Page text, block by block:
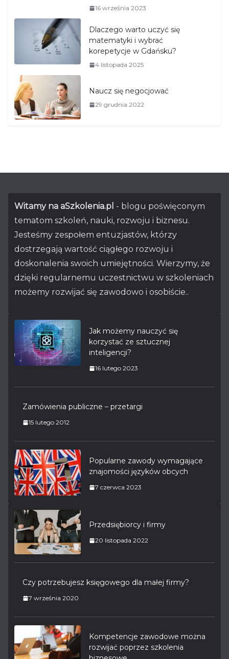
16 września 2023
Dlaczego warto uczyć się
matematyki i wybrać
korepetycje w Gdańsku?
4 listopada 2025
Naucz się negocjować
29 grudnia 2022
Witamy na aSzkolenia.pl - blogu poświęconym
tematom szkoleń, nauki, rozwoju i biznesu.
Jesteśmy zespołem entuzjastów, którzy
dostrzegają wartość ciągłego rozwoju i
doskonalenia swoich umiejętności. Wierzymy, że
dzięki regularnemu uczestnictwu w szkoleniach
możemy rozwijać się zawodowo i osobiście..
Jak możemy nauczyć się
korzystać ze sztucznej
inteligencji?
16 lutego 2023
Zamówienia publiczne – przetargi
15 lutego 2012
Popularne zawody wymagające
znajomości języków obcych
7 czerwca 2023
Przedsiębiorcy i firmy
20 listopada 2022
Czy potrzebujesz księgowego dla małej firmy?
7 września 2020
Kompetencje zawodowe można
rozwijać poprzez szkolenia